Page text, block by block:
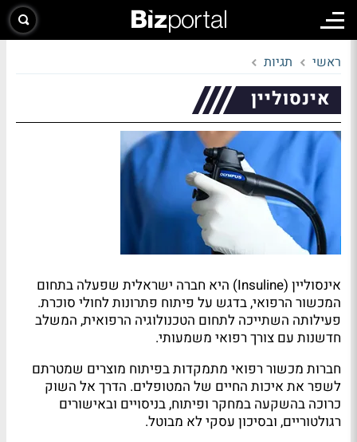
ראשי תגיות
אינסוליין
אינסוליין (Insuline) היא חברה ישראלית שפעלה בתחום
המכשור הרפואי, בדגש על פיתוח פתרונות לחולי סוכרת.
פעילותה השתייכה לתחום הטכנולוגיה הרפואית, המשלב
חדשנות עם צורך רפואי משמעותי.
חברות מכשור רפואי מתמקדות בפיתוח מוצרים שמטרתם
לשפר את איכות החיים של המטופלים. הדרך אל השוק
כרוכה בהשקעה במחקר ופיתוח, בניסויים ובאישורים
רגולטוריים, ובסיכון עסקי לא מבוטל.